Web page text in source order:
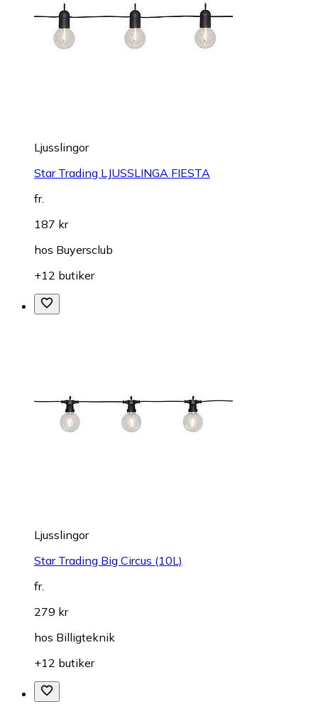
Ljusslingor
Star Trading LJUSSLINGA FIESTA
fr.
187 kr
hos Buyersclub
+12 butiker
Ljusslingor
Star Trading Big Circus (10L)
fr.
279 kr
hos Billigteknik
+12 butiker